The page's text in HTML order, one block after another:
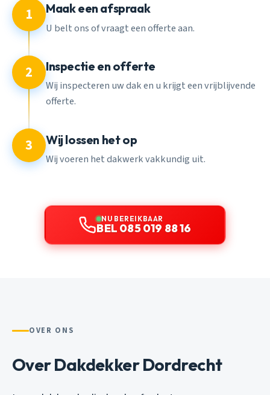
1 Maak een afspraak
U belt ons of vraagt een offerte aan.
2 Inspectie en offerte
Wij inspecteren uw dak en u krijgt een vrijblijvende
offerte.
3 Wij lossen het op
Wij voeren het dakwerk vakkundig uit.
NU BEREIKBAAR
BEL 085 019 88 16
OVER ONS
Over Dakdekker Dordrecht